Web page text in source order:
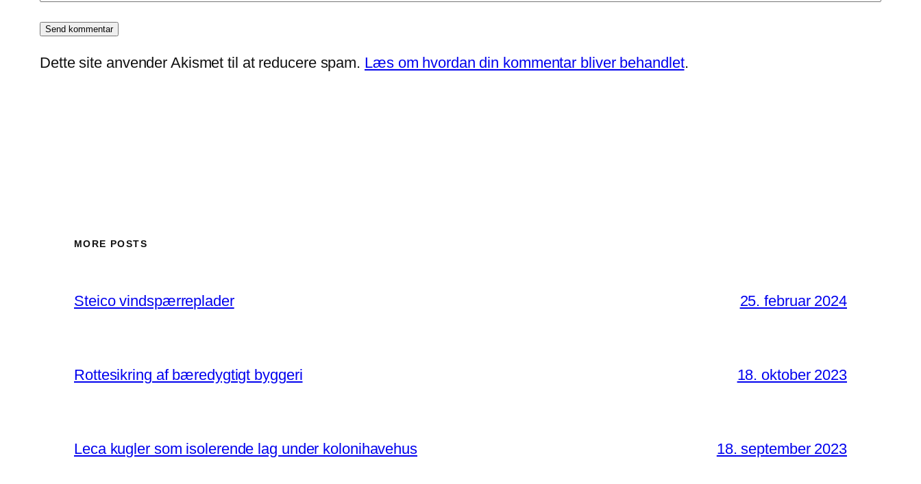
Dette site anvender Akismet til at reducere spam. Læs om hvordan din kommentar bliver behandlet.
MORE POSTS
Steico vindspærreplader 25. februar 2024
Rottesikring af bæredygtigt byggeri 18. oktober 2023
Leca kugler som isolerende lag under kolonihavehus 18. september 2023